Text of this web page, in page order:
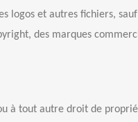
logos et autres fichiers, sauf
des marques
à tout autre droit de